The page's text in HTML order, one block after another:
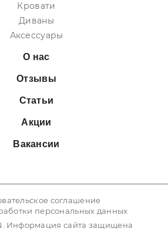
Кровати
Диваны
Аксессуары
О нас
Отзывы
Статьи
Акции
Вакансии
соглашение
персональных данных
Информация сайта защищена